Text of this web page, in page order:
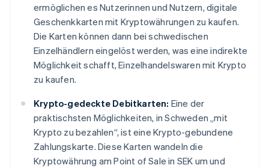
ermöglichen es Nutzerinnen und Nutzern, digitale
Geschenkkarten mit Kryptowährungen zu kaufen.
Die Karten können dann bei schwedischen
Einzelhändlern eingelöst werden, was eine indirekte
Möglichkeit schafft, Einzelhandelswaren mit Krypto
zu kaufen.
Krypto-gedeckte Debitkarten: Eine der
praktischsten Möglichkeiten, in Schweden „mit
Krypto zu bezahlen“, ist eine Krypto-gebundene
Zahlungskarte. Diese Karten wandeln die
Kryptowährung am Point of Sale in SEK um und